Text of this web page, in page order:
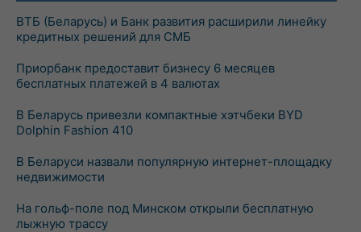
ВТБ (Беларусь) и Банк развития расширили линейку
кредитных решений для СМБ
Приорбанк предоставит бизнесу 6 месяцев
бесплатных платежей в 4 валютах
В Беларусь привезли компактные хэтчбеки BYD
Dolphin Fashion 410
В Беларуси назвали популярную интернет-площадку
недвижимости
На гольф-поле под Минском открыли бесплатную
лыжную трассу